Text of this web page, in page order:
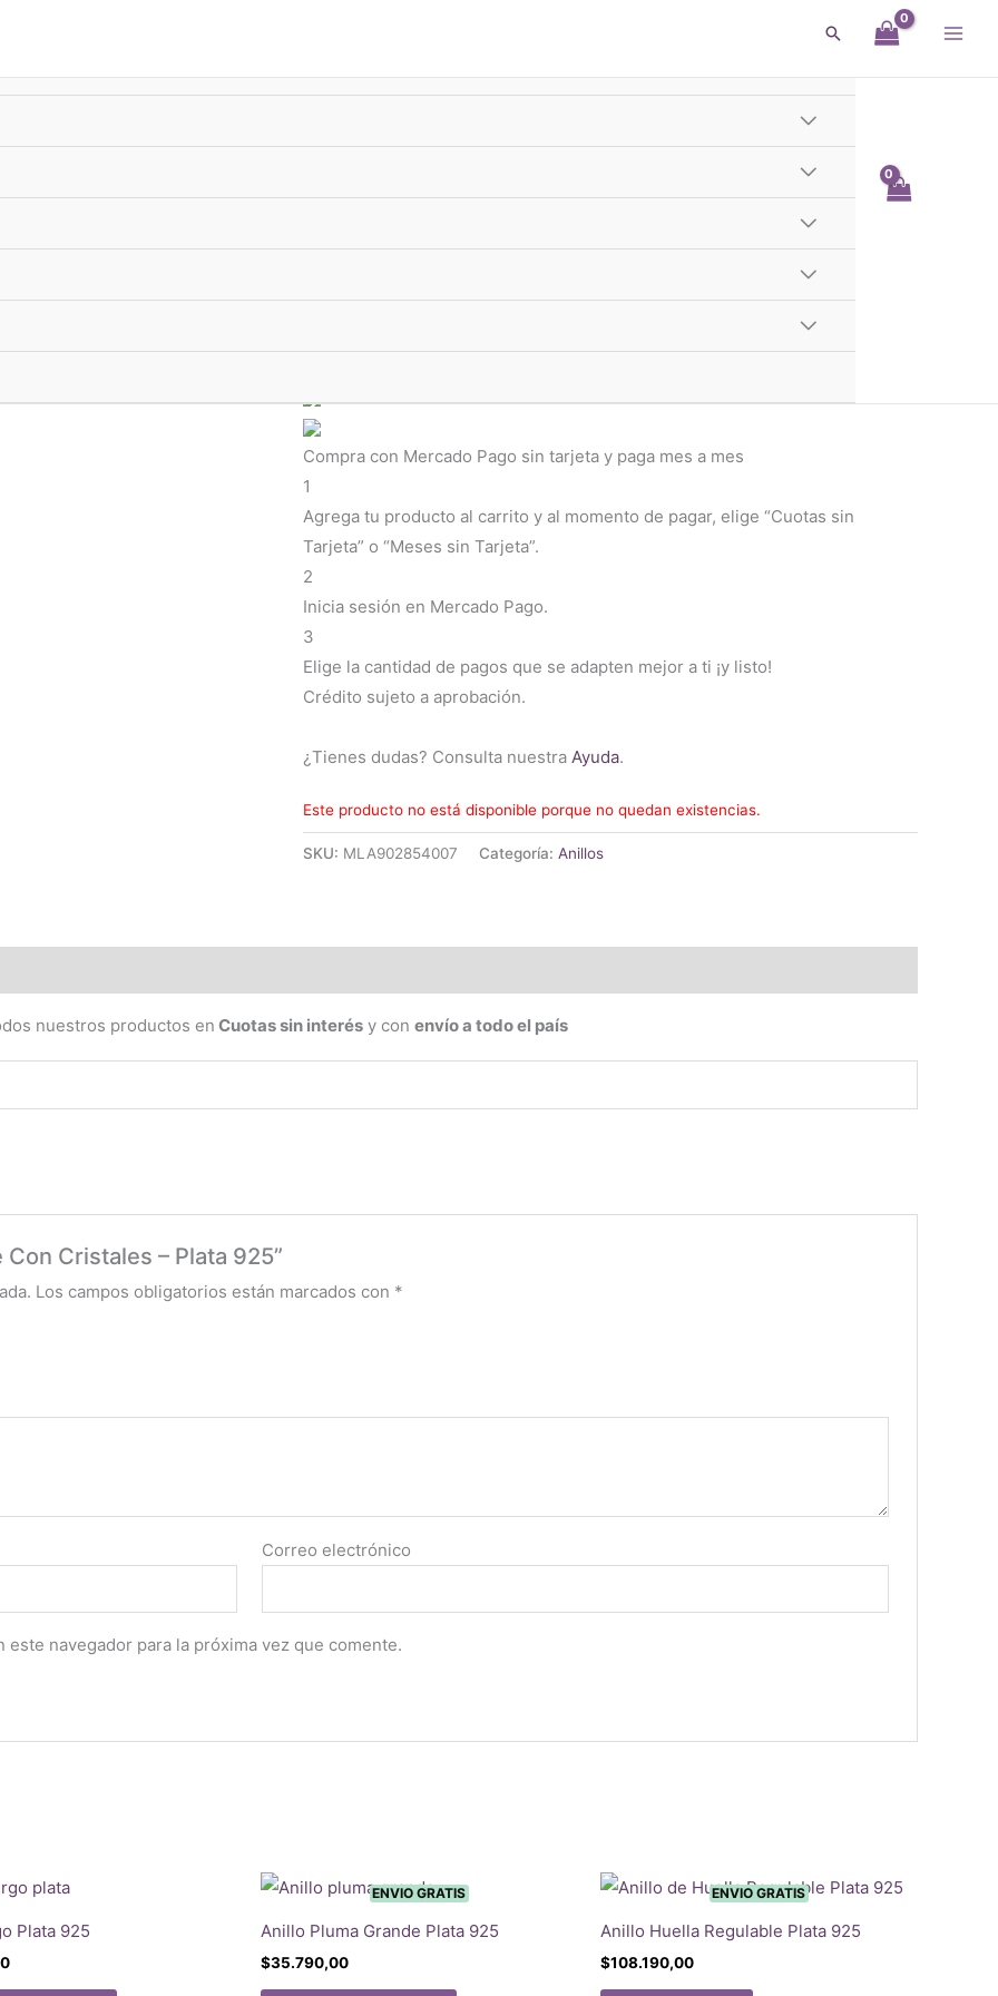
-10%xTransf •ENVIO GRATISsuperando $33.000
Buscar
Anillo Doble Con Cristales – Plata 925
te explicamos como saber
Compra con Mercado Pago sin tarjeta y paga mes a mes
1
Agrega tu producto al carrito y al momento de pagar, elige “Cuotas sin
Tarjeta” o “Meses sin Tarjeta”.
2
Inicia sesión en Mercado Pago.
3
Elige la cantidad de pagos que se adapten mejor a ti ¡y listo!
Crédito sujeto a aprobación.
¿Tienes dudas? Consulta nuestra Ayuda.
Este producto no está disponible porque no quedan existencias.
SKU: MLA902854007 Categoría: Anillos
nuestros productos en Cuotas sin interés y con envío a todo el país
Cristales – Plata 925”
Los campos obligatorios están marcados con *
Correo electrónico
navegador para la próxima vez que comente.
Plata 925
ENVIO GRATIS
Anillo Pluma Grande Plata 925
$35.790,00
ENVIO GRATIS
Anillo Huella Regulable Plata 925
$108.190,00